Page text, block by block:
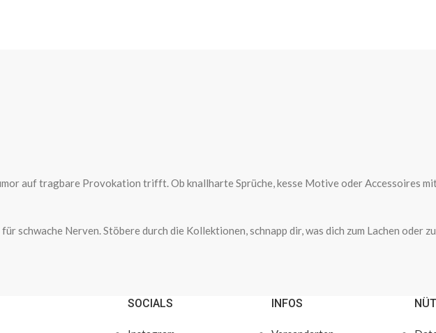
auf tragbare Provokation trifft. Ob knallharte Sprüche, kesse Motive oder Accessoires
schwache Nerven. Stöbere durch die Kollektionen, schnapp dir, was dich zum Lachen oder
SOCIALS INFOS